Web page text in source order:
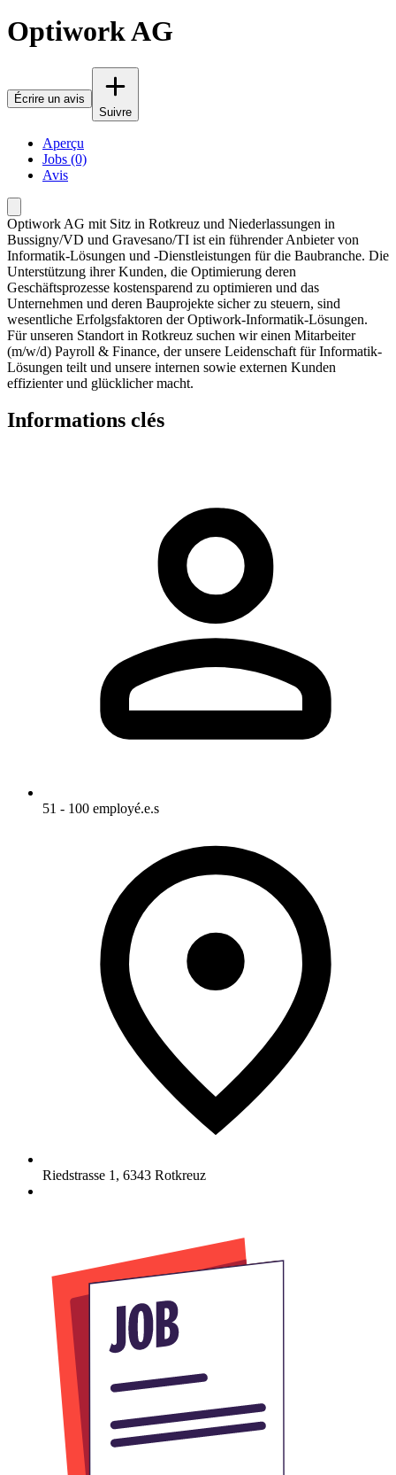
Optiwork AG
Écrire un avis
Suivre
Aperçu
Jobs (0)
Avis
Optiwork AG mit Sitz in Rotkreuz und Niederlassungen in
Bussigny/VD und Gravesano/TI ist ein führender Anbieter von
Informatik-Lösungen und -Dienstleistungen für die Baubranche. Die
Unterstützung ihrer Kunden, die Optimierung deren
Geschäftsprozesse kostensparend zu optimieren und das
Unternehmen und deren Bauprojekte sicher zu steuern, sind
wesentliche Erfolgsfaktoren der Optiwork-Informatik-Lösungen.
Für unseren Standort in Rotkreuz suchen wir einen Mitarbeiter
(m/w/d) Payroll & Finance, der unsere Leidenschaft für Informatik-
Lösungen teilt und unsere internen sowie externen Kunden
effizienter und glücklicher macht.
Informations clés
51 - 100 employé.e.s
Riedstrasse 1 , 6343 Rotkreuz